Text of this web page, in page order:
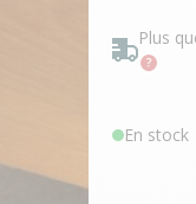
Plus
En stock